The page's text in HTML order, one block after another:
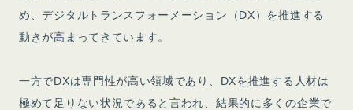
め、デジタルトランスフォーメーション（DX）を推進する
動きが高まってきています。
一方でDXは専門性が高い領域であり、DXを推進する人材は
極めて足りない状況であると言われ、結果的に多くの企業で